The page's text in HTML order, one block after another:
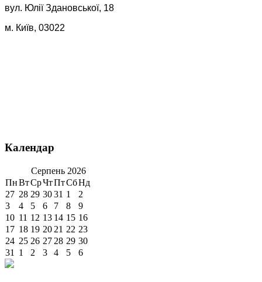
вул. Юлії Здановської, 18
м. Київ, 03022
Календар
Серпень 2026
ПнВтСрЧтПтСбНд
27 28 29 3031 1
2
3
4 5 6 7 8
9
10 11 12 13 14 15 16
17 18 19 20 21 22 23
24 25 26 27 28 29 30
31
1 2 3 4 5 6